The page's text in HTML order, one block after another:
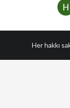
Her hakkı